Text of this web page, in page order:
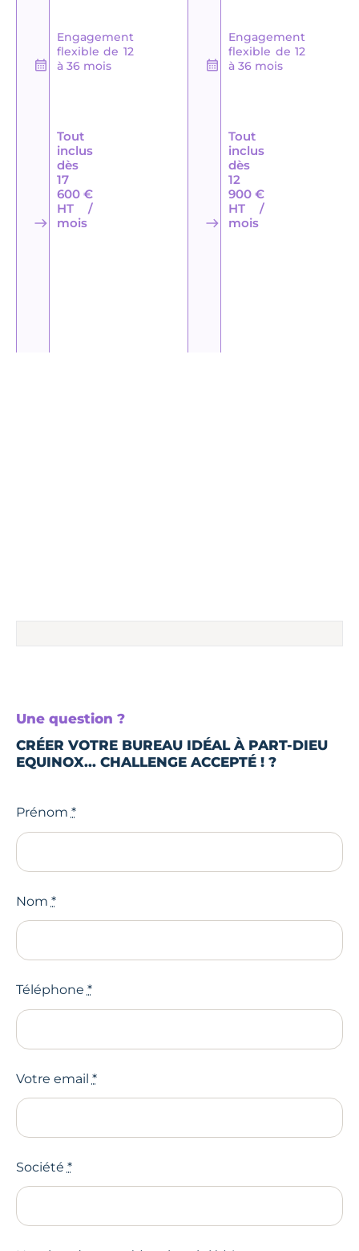
Engagement
flexible de 12
à 36 mois
Tout
inclus
dès
17
600 €
HT /
mois
Engagement
flexible de 12
à 36 mois
Tout
inclus
dès
12
900 €
HT /
mois
Une question ?
CRÉER VOTRE BUREAU IDÉAL À PART-DIEU
EQUINOX... CHALLENGE ACCEPTÉ ! ?
Prénom *
Nom *
Téléphone *
Votre email *
Société *